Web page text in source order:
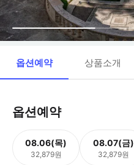
옵션예약 상품소개
옵션예약
08.06(목)
32,879원
08.07(금)
32,879원